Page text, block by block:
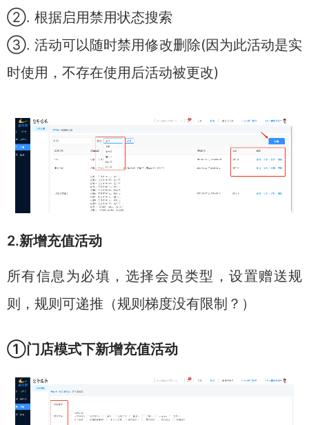
②. 根据启用禁用状态搜索
③. 活动可以随时禁用修改删除(因为此活动是实
时使用，不存在使用后活动被更改)
2.新增充值活动
所有信息为必填，选择会员类型，设置赠送规
则，规则可递推（规则梯度没有限制？）
①门店模式下新增充值活动